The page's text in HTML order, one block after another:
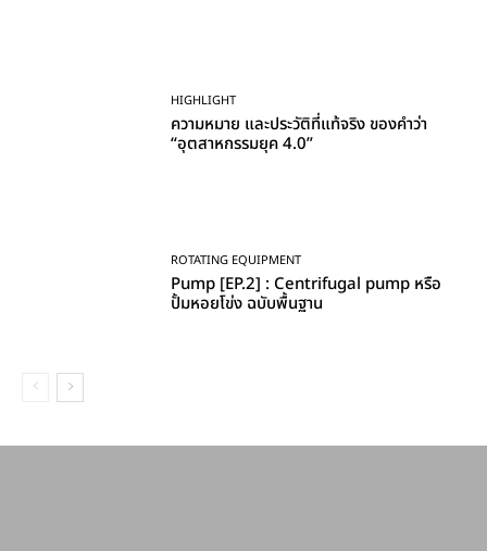
HIGHLIGHT
ความหมาย และประวัติที่แท้จริง ของคำว่า
“อุตสาหกรรมยุค 4.0”
ROTATING EQUIPMENT
Pump [EP.2] : Centrifugal pump หรือ
ปั้มหอยโข่ง ฉบับพื้นฐาน